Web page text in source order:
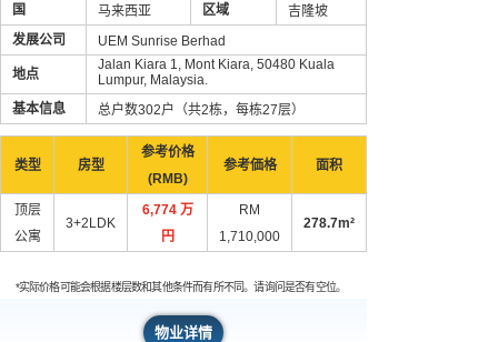
国
马来西亚 区域
吉隆坡
发展公司
UEM Sunrise Berhad
地点
Jalan Kiara 1, Mont Kiara, 50480 Kuala
Lumpur, Malaysia.
基本信息
总户数302户（共2栋，每栋27层）
类型 房型
参考价格
(RMB)
参考価格 面积
顶层
公寓
3+2LDK
6,774 万
円
RM
1,710,000
278.7m²
*实际价格可能会根据楼层数和其他条件而有所不同。请询问是否有空位。
物业详情